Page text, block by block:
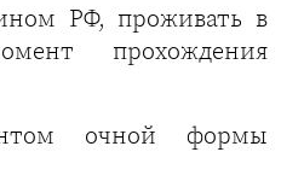
РФ, проживать в
прохождения
очной формы